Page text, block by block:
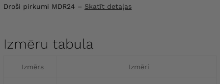
Droši pirkumi MDR24 – Skatīt detaļas
Izmēru tabula
Izmērs Izmēri